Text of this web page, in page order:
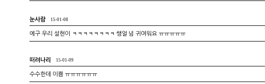
눈사람 15-01-08
에구 우리 설현이 ㅋㅋㅋㅋㅋㅋㅋㅋ 쌩얼 넘 귀여워요 ㅠㅠㅠㅠㅠ
떠려나리 15-01-09
수수한데 이쁨 ㅠㅠㅠㅠㅠㅠ